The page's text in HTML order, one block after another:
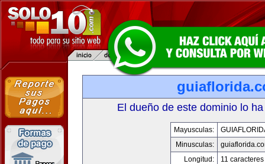
El dueño de este dominio lo
Mayusculas:
Minusculas:
Longitud:
11 caracteres